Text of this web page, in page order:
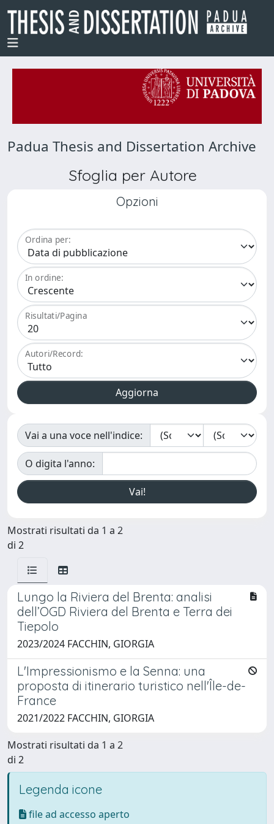
Padua Thesis and Dissertation Archive
Sfoglia per Autore
Opzioni
Ordina per:
In ordine:
Risultati/Pagina
Autori/Record:
Vai a una voce nell'indice:
O digita l'anno:
Mostrati risultati da 1 a 2
di 2
Lungo la Riviera del Brenta: analisi
dell’OGD Riviera del Brenta e Terra dei
Tiepolo
2023/2024 FACCHIN, GIORGIA
L'Impressionismo e la Senna: una
proposta di itinerario turistico nell'Île-de-
France
2021/2022 FACCHIN, GIORGIA
Mostrati risultati da 1 a 2
di 2
Legenda icone
file ad accesso aperto